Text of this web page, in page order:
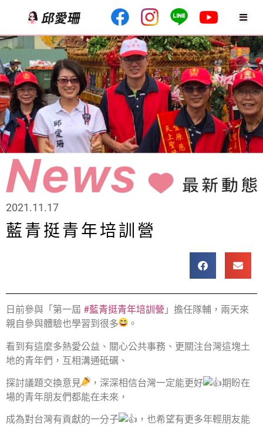
2021.11.17
藍青挺青年培訓營
日前參與「第一屆 #藍青挺青年培訓營 」擔任隊輔，兩天來
親自參與體驗也學習到很多
。
看到有這麼多熱愛公益、關心公共事務、更關注台灣這塊土
地的青年們，互相溝通砥礪、
探討議題交換意見 ，深深相信台灣一定能更好
期盼在
場的青年朋友們都能在未來，
成為對台灣有貢獻的一分子
，也希望有更多年輕朋友能